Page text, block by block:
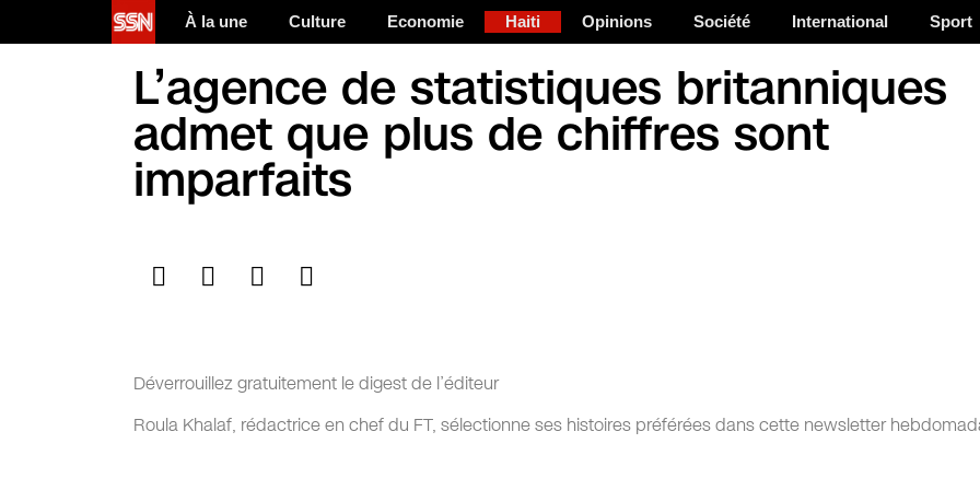
À la une Culture Economie Haiti Opinions Société International Sport
L’agence de statistiques britanniques
admet que plus de chiffres sont
imparfaits
Déverrouillez gratuitement le digest de l’éditeur
Roula Khalaf, rédactrice en chef du FT, sélectionne ses histoires préférées dans cette newsletter